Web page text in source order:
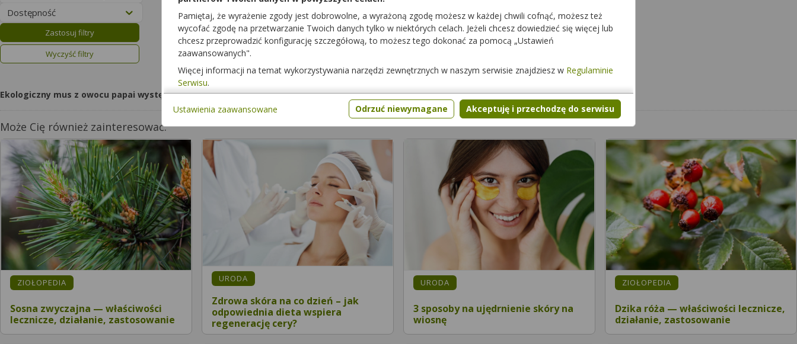
Dostępność
Zastosuj filtry
Wyczyść filtry
Ekologiczny mus z owocu papai występuje w różnych formach: Ekologiczny mus z owocu papai
Może Cię również zainteresować:
ZIOŁOPEDIA
Sosna zwyczajna — właściwości
lecznicze, działanie, zastosowanie
URODA
Zdrowa skóra na co dzień – jak
odpowiednia dieta wspiera
regenerację cery?
URODA
3 sposoby na ujędrnienie skóry na
wiosnę
ZIOŁOPEDIA
Dzika róża — właściwości lecznicze,
działanie, zastosowanie
Pamiętaj, że wyrażenie zgody jest dobrowolne, a wyrażoną zgodę możesz w każdej chwili cofnąć, możesz też
wycofać zgodę na przetwarzanie Twoich danych tylko w niektórych celach. Jeżeli chcesz dowiedzieć się więcej lub
chcesz przeprowadzić konfigurację szczegółową, to możesz tego dokonać za pomocą „Ustawień
zaawansowanych".
Więcej informacji na temat wykorzystywania narzędzi zewnętrznych w naszym serwisie znajdziesz w Regulaminie
Serwisu.
Odrzuć niewymagane Akceptuję i przechodzę do serwisu
Ustawienia zaawansowane